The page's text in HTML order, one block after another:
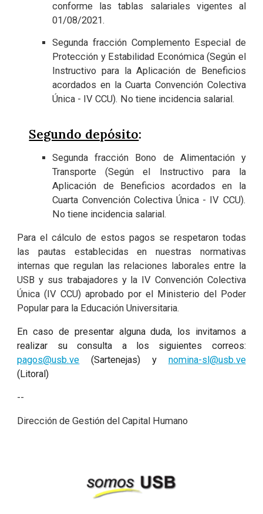
conforme las tablas salariales vigentes al
01/08/2021.
Segunda fracción Complemento Especial de
Protección y Estabilidad Económica (Según el
Instructivo para la Aplicación de Beneficios
acordados en la Cuarta Convención Colectiva
Única - IV CCU). No tiene incidencia salarial.
Segundo depósito:
Segunda fracción Bono de Alimentación y
Transporte (Según el Instructivo para la
Aplicación de Beneficios acordados en la
Cuarta Convención Colectiva Única - IV CCU).
No tiene incidencia salarial.
Para el cálculo de estos pagos se respetaron todas
las pautas establecidas en nuestras normativas
internas que regulan las relaciones laborales entre la
USB y sus trabajadores y la IV Convención Colectiva
Única (IV CCU) aprobado por el Ministerio del Poder
Popular para la Educación Universitaria.
En caso de presentar alguna duda, los invitamos a
realizar su consulta a los siguientes correos:
pagos@usb.ve (Sartenejas) y nomina-sl@usb.ve
(Litoral)
--
Dirección de Gestión del Capital Humano